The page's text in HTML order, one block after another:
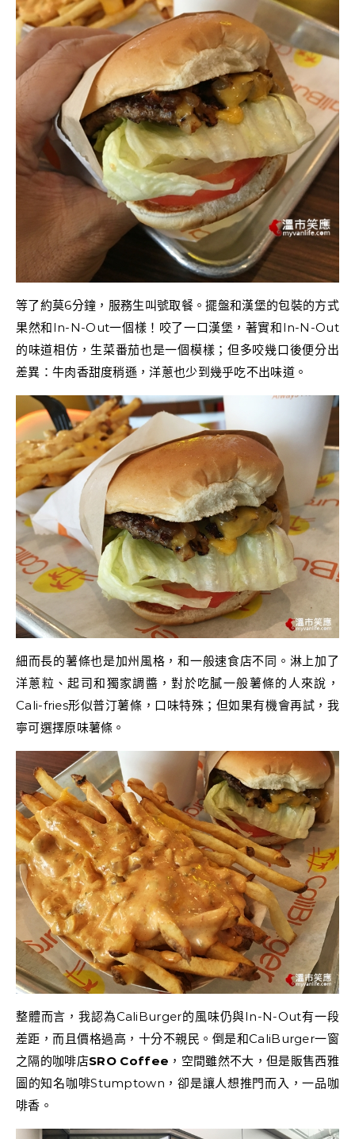
等了約莫6分鐘，服務生叫號取餐。擺盤和漢堡的包裝的方式
果然和In-N-Out一個樣！咬了一口漢堡，著實和In-N-Out
的味道相仿，生菜番茄也是一個模樣；但多咬幾口後便分出
差異：牛肉香甜度稍遜，洋蔥也少到幾乎吃不出味道。
細而長的薯條也是加州風格，和一般速食店不同。淋上加了
洋蔥粒、起司和獨家調醬，對於吃膩一般薯條的人來說，
Cali-fries形似普汀薯條，口味特殊；但如果有機會再試，我
寧可選擇原味薯條。
整體而言，我認為CaliBurger的風味仍與In-N-Out有一段
差距，而且價格過高，十分不親民。倒是和CaliBurger一窗
之隔的咖啡店SRO Coffee ，空間雖然不大，但是販售西雅
圖的知名咖啡Stumptown，卻是讓人想推門而入，一品咖
啡香。